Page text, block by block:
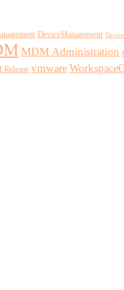
DeviceManagement
MDM Administration
Release vmware